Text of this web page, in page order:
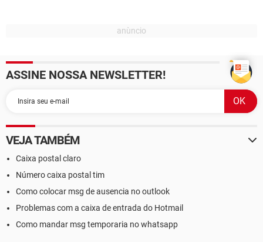
ASSINE NOSSA NEWSLETTER!
VEJA TAMBÉM
Caixa postal claro
Número caixa postal tim
Como colocar msg de ausencia no outlook
Problemas com a caixa de entrada do Hotmail
Como mandar msg temporaria no whatsapp